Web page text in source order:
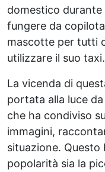
domestico
fungere da
mascotte per tutti
utilizzare il suo taxi.
La vicenda di
portata alla luce da
che ha condiviso
immagini,
situazione.
popolarità sia la